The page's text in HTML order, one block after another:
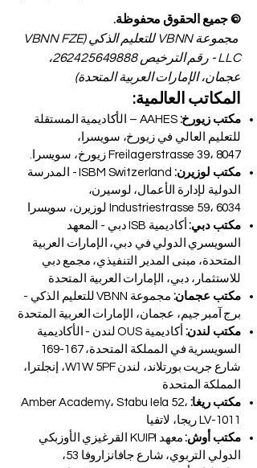
© جميع الحقوق محفوظة.
مجموعة VBNN للتعليم الذكي (VBNN FZE
LLC - رقم الترخيص
262425649888،
عجمان، الإمارات العربية المتحدة)
المكاتب العالمية:
مكتب زيورخ:
AAHES – الأكاديمية المستقلة
للتعليم العالي في زيورخ، سويسرا،
Freilagerstrasse 39، 8047 زيورخ، سويسرا.
مكتب لوزيرن:
ISBM Switzerland - المدرسة
الدولية لإدارة الأعمال، لوسيرن،
Industriestrasse 59، 6034 لوزيرن، سويسرا
مكتب دبي:
أكاديمية ISB دبي - المعهد
السويسري الدولي في دبي، الإمارات العربية
المتحدة، مبنى المدير التنفيذي، مجمع دبي
للاستثمار، دبي، الإمارات العربية المتحدة
مكتب عجمان:
مجموعة VBNN للتعليم الذكي -
برج آمبر جيم، عجمان، الإمارات العربية المتحدة
مكتب لندن:
أكاديمية OUS لندن - الأكاديمية
السويسرية في المملكة المتحدة، 167-169
شارع جريت بورتلاند، لندن W1W 5PF، إنجلترا،
المملكة المتحدة
مكتب ريغا: Amber Academy، Stabu Iela 52،
LV-1011 ريجا، لاتفيا
مكتب أوش:
معهد KUIPI القرغيزي الأوزبكي
الدولي التربوي، شارع جافانزاروفا 53،